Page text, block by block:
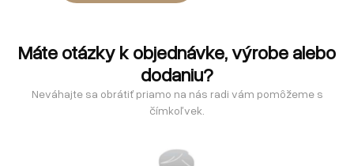
Máte otázky k objednávke, výrobe alebo
dodaniu?
Neváhajte sa obrátiť priamo na nás radi vám pomôžeme s
čímkoľvek.